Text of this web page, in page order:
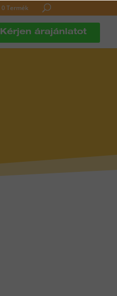
0 Termék
Kérjen árajánlatot